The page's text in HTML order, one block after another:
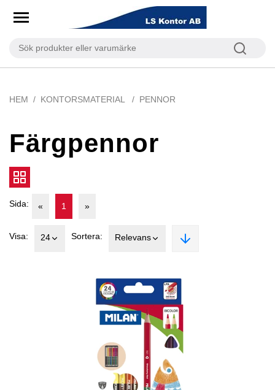
HEM KONTORSMATERIAL PENNOR
Färgpennor
Sida: « 1 »
Visa: 24 Sortera: Relevans